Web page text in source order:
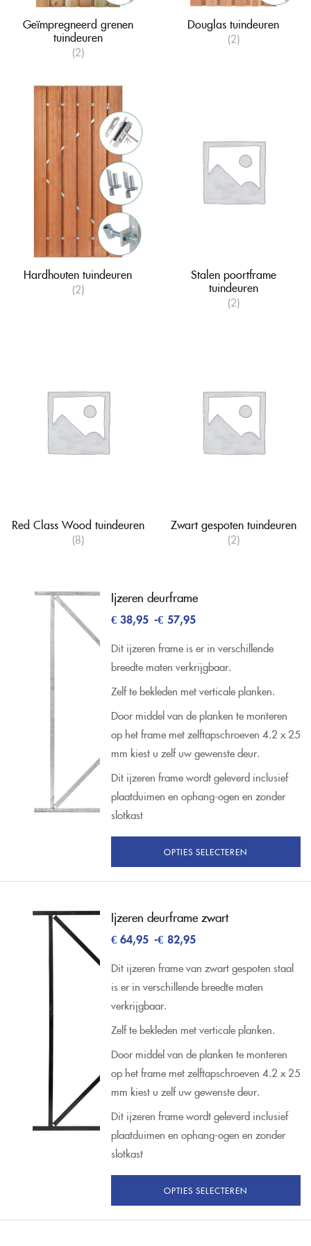
Geïmpregneerd grenen
tuindeuren
(2)
Douglas tuindeuren
(2)
Hardhouten tuindeuren
(2)
Stalen poortframe
tuindeuren
(2)
Red Class Wood tuindeuren
(8)
Zwart gespoten tuindeuren
(2)
Ijzeren deurframe
€38,95 -€ 57,95
Dit ijzeren frame is er in verschillende
breedte maten verkrijgbaar.
Zelf te bekleden met verticale planken.
Door middel van de planken te monteren
op het frame met zelftapschroeven 4.2 x 25
mm kiest u zelf uw gewenste deur.
Dit ijzeren frame wordt geleverd inclusief
plaatduimen en ophang-ogen en zonder
slotkast
OPTIES SELECTEREN
Ijzeren deurframe zwart
€64,95 -€ 82,95
Dit ijzeren frame van zwart gespoten staal
is er in verschillende breedte maten
verkrijgbaar.
Zelf te bekleden met verticale planken.
Door middel van de planken te monteren
op het frame met zelftapschroeven 4.2 x 25
mm kiest u zelf uw gewenste deur.
Dit ijzeren frame wordt geleverd inclusief
plaatduimen en ophang-ogen en zonder
slotkast
OPTIES SELECTEREN